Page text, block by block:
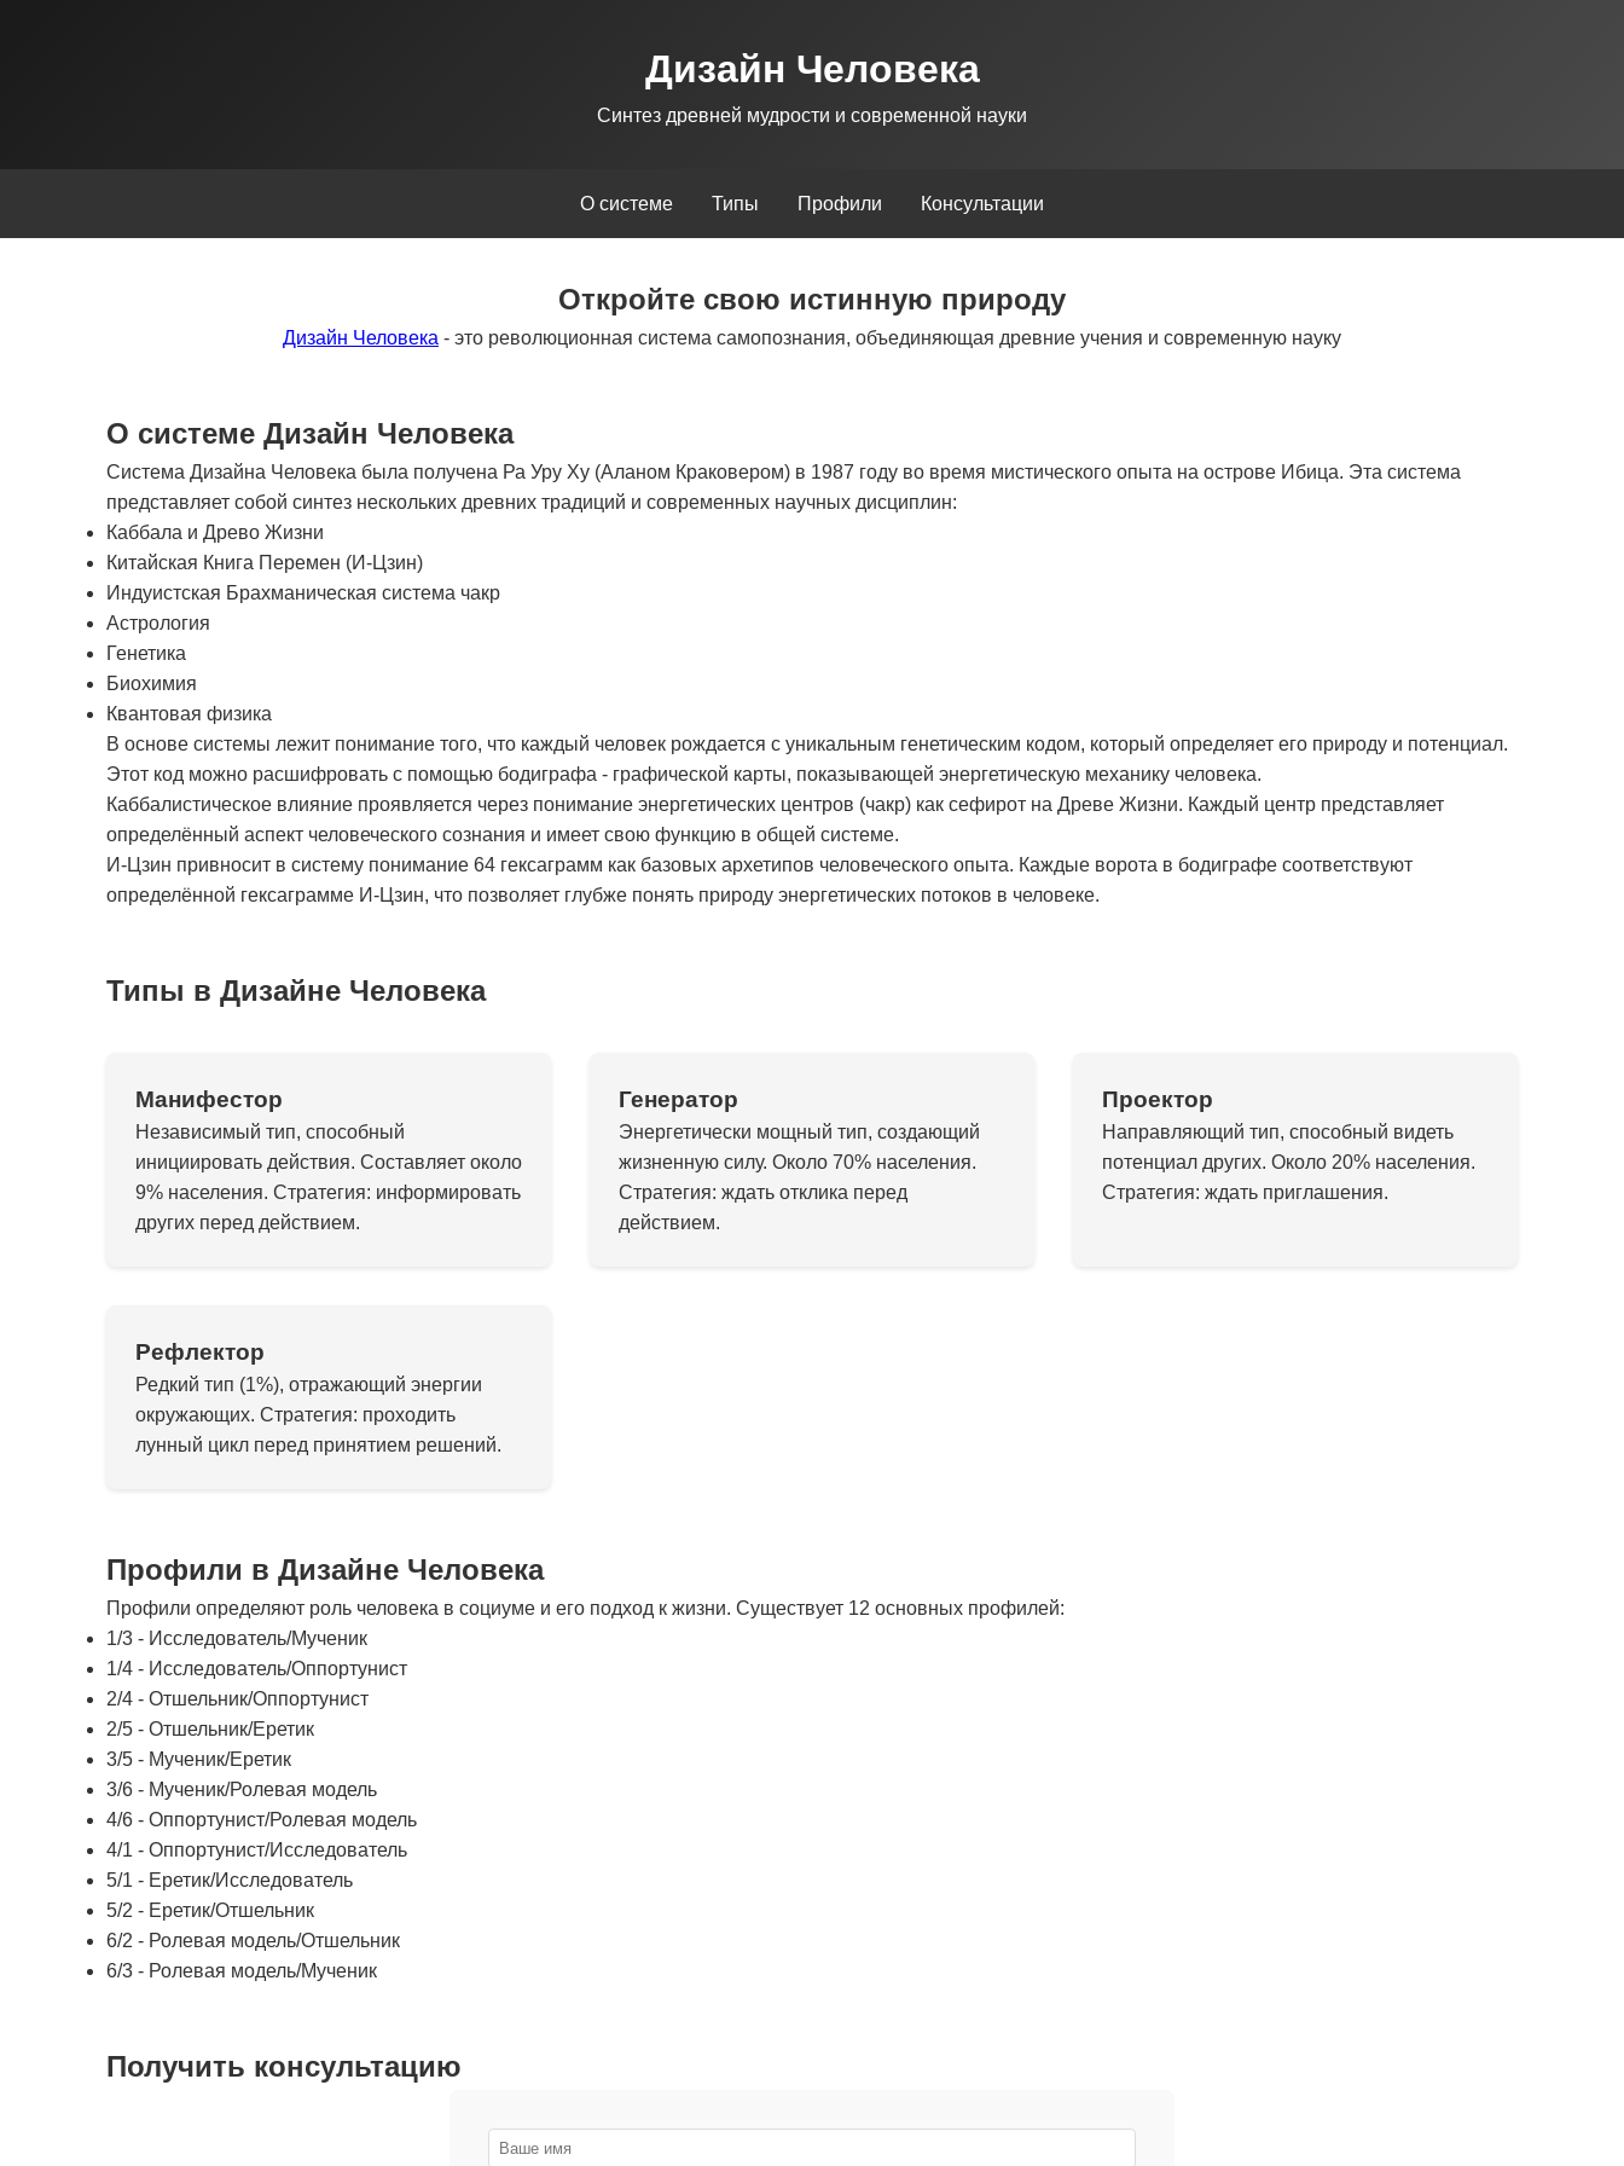
Дизайн Человека
Синтез древней мудрости и современной науки
О системе Типы Профили Консультации
Откройте свою истинную природу
Дизайн Человека - это революционная система самопознания, объединяющая древние учения и современную науку
О системе Дизайн Человека
Система Дизайна Человека была получена Ра Уру Ху (Аланом Краковером) в 1987 году во время мистического опыта на острове Ибица. Эта система
представляет собой синтез нескольких древних традиций и современных научных дисциплин:
Каббала и Древо Жизни
Китайская Книга Перемен (И-Цзин)
Индуистская Брахманическая система чакр
Астрология
Генетика
Биохимия
Квантовая физика
В основе системы лежит понимание того, что каждый человек рождается с уникальным генетическим кодом, который определяет его природу и потенциал.
Этот код можно расшифровать с помощью бодиграфа - графической карты, показывающей энергетическую механику человека.
Каббалистическое влияние проявляется через понимание энергетических центров (чакр) как сефирот на Древе Жизни. Каждый центр представляет
определённый аспект человеческого сознания и имеет свою функцию в общей системе.
И-Цзин привносит в систему понимание 64 гексаграмм как базовых архетипов человеческого опыта. Каждые ворота в бодиграфе соответствуют
определённой гексаграмме И-Цзин, что позволяет глубже понять природу энергетических потоков в человеке.
Типы в Дизайне Человека
Манифестор
Независимый тип, способный
инициировать действия. Составляет около
9% населения. Стратегия: информировать
других перед действием.
Генератор
Энергетически мощный тип, создающий
жизненную силу. Около 70% населения.
Стратегия: ждать отклика перед
действием.
Проектор
Направляющий тип, способный видеть
потенциал других. Около 20% населения.
Стратегия: ждать приглашения.
Рефлектор
Редкий тип (1%), отражающий энергии
окружающих. Стратегия: проходить
лунный цикл перед принятием решений.
Профили в Дизайне Человека
Профили определяют роль человека в социуме и его подход к жизни. Существует 12 основных профилей:
1/3 - Исследователь/Мученик
1/4 - Исследователь/Оппортунист
2/4 - Отшельник/Оппортунист
2/5 - Отшельник/Еретик
3/5 - Мученик/Еретик
3/6 - Мученик/Ролевая модель
4/6 - Оппортунист/Ролевая модель
4/1 - Оппортунист/Исследователь
5/1 - Еретик/Исследователь
5/2 - Еретик/Отшельник
6/2 - Ролевая модель/Отшельник
6/3 - Ролевая модель/Мученик
Получить консультацию